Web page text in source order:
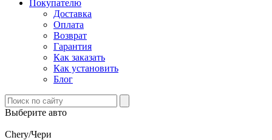
Покупателю
Доставка
Оплата
Возврат
Гарантия
Как заказать
Как установить
Блог
Выберите авто
Chery/Чери